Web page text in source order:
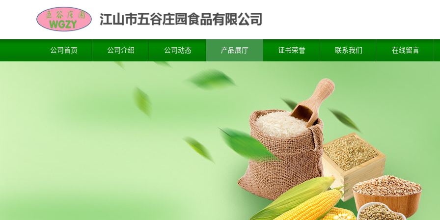
公司首页 公司介绍 公司动态 产品展厅 证书荣誉 联系我们 在线留言